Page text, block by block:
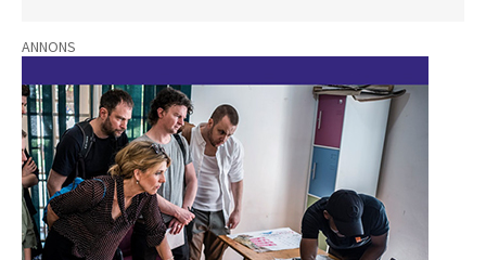
ANNONS